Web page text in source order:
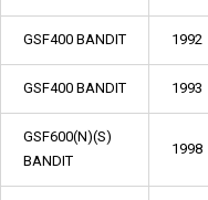
GSF400 BANDIT 1992
GSF400 BANDIT 1993
GSF600(N)(S)
BANDIT
1998